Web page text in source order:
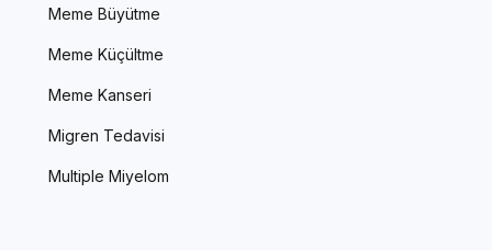
Meme Büyütme
Meme Küçültme
Meme Kanseri
Migren Tedavisi
Multiple Miyelom